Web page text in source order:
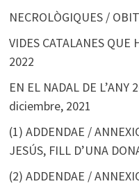
NECROLÒGIQUES /
VIDES CATALANES QUE
2022
EN EL NADAL DE L’ANY
diciembre, 2021
(1) ADDENDAE /
JESÚS, FILL D’UNA
(2) ADDENDAE /